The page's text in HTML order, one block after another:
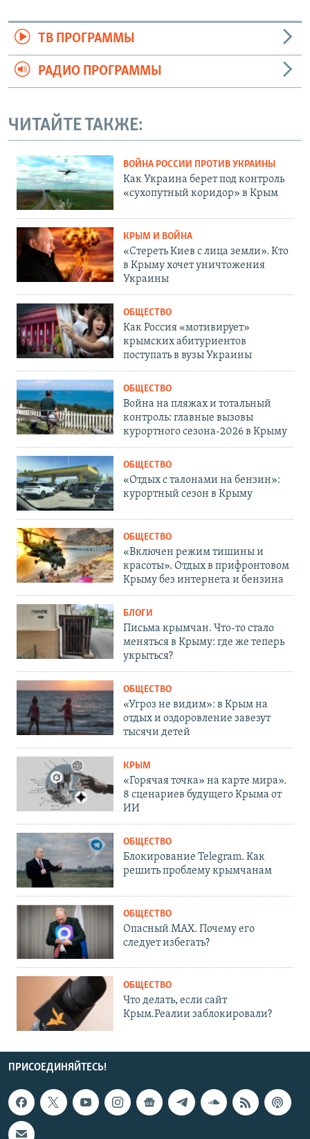
ТВ ПРОГРАММЫ
РАДИО ПРОГРАММЫ
ЧИТАЙТЕ ТАКЖЕ:
ВОЙНА РОССИИ ПРОТИВ УКРАИНЫ
Как Украина берет под контроль
«сухопутный коридор» в Крым
КРЫМ И ВОЙНА
«Стереть Киев с лица земли». Кто
в Крыму хочет уничтожения
Украины
ОБЩЕСТВО
Как Россия «мотивирует»
крымских абитуриентов
поступать в вузы Украины
ОБЩЕСТВО
Война на пляжах и тотальный
контроль: главные вызовы
курортного сезона-2026 в Крыму
ОБЩЕСТВО
«Отдых с талонами на бензин»:
курортный сезон в Крыму
ОБЩЕСТВО
«Включен режим тишины и
красоты». Отдых в прифронтовом
Крыму без интернета и бензина
БЛОГИ
Письма крымчан. Что-то стало
меняться в Крыму: где же теперь
укрыться?
ОБЩЕСТВО
«Угроз не видим»: в Крым на
отдых и оздоровление завезут
тысячи детей
КРЫМ
«Горячая точка» на карте мира».
8 сценариев будущего Крыма от
ИИ
ОБЩЕСТВО
Блокирование Telegram. Как
решить проблему крымчанам
ОБЩЕСТВО
Опасный MAX. Почему его
следует избегать?
ОБЩЕСТВО
Что делать, если сайт
Крым.Реалии заблокировали?
ПРИСОЕДИНЯЙТЕСЬ!